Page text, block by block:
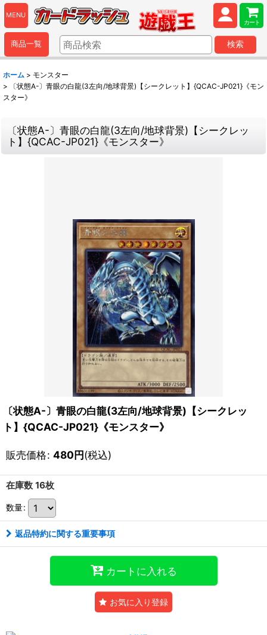
MENU
カート
商品一覧 検索
ホーム > モンスター
>
〔状態A-〕青眼の白龍(3左向/地球背景)【シークレット】{QCAC-JP021}《モン
スター》
〔状態A-〕青眼の白龍(3左向/地球背景)【シークレッ
ト】{QCAC-JP021}《モンスター》
〔状態A-〕青眼の白龍(3左向/地球背景)【シークレッ
ト】{QCAC-JP021}《モンスター》
販売価格: 480円(税込)
在庫数 16枚
数量:
返品特約に関する重要事項
カートに入れる
お気に入り登録